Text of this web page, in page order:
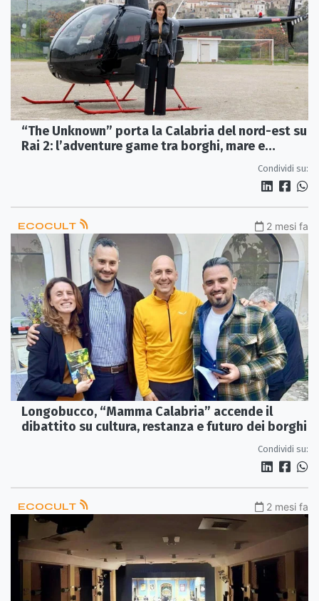
“The Unknown” porta la Calabria del nord-est su
Rai 2: l’adventure game tra borghi, mare e
Condividi su:
ECOCULT 2 mesi fa
Longobucco, “Mamma Calabria” accende il
dibattito su cultura, restanza e futuro dei borghi
Condividi su:
ECOCULT 2 mesi fa